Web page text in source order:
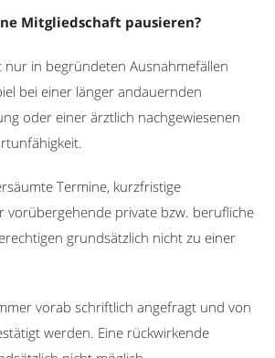
Mitgliedschaft pausieren?
nur in begründeten Ausnahmefällen
bei einer länger andauernden
oder einer ärztlich nachgewiesenen
Termine, kurzfristige
vorübergehende private bzw. berufliche
grundsätzlich nicht zu einer
vorab schriftlich angefragt und von
werden. Eine rückwirkende